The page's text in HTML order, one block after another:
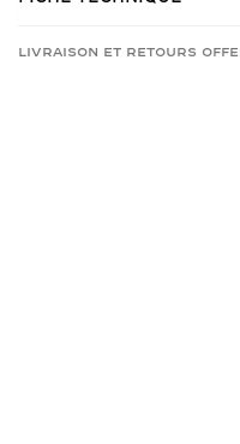
Livraison et retours